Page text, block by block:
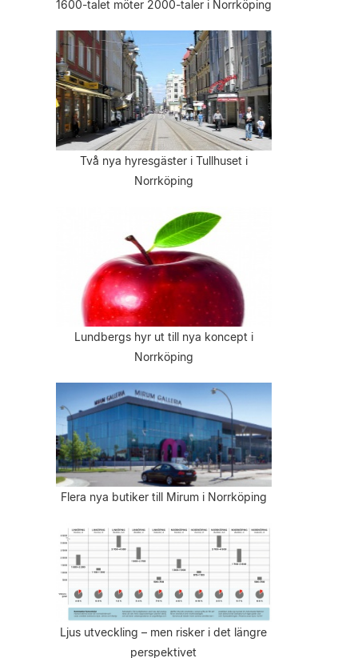
1600-talet möter 2000-taler i Norrköping
Två nya hyresgäster i Tullhuset i
Norrköping
Lundbergs hyr ut till nya koncept i
Norrköping
Flera nya butiker till Mirum i Norrköping
Ljus utveckling – men risker i det längre
perspektivet